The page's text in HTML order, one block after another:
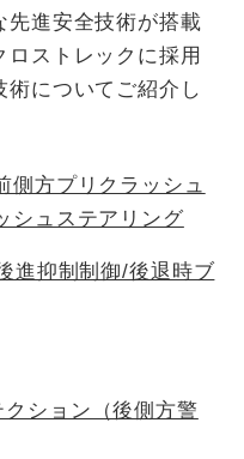
先進安全技術が搭載
ストレックに採用
術についてご紹介し
側方プリクラッシュ
シュステアリング
進抑制制御/後退時ブ
ション（後側方警